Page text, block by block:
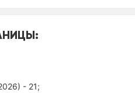
- 21;